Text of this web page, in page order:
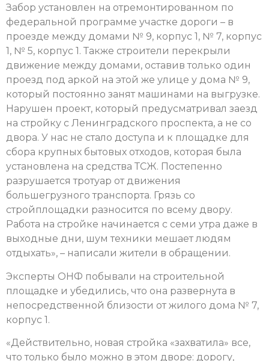
Забор установлен на отремонтированном по
федеральной программе участке дороги – в
проезде между домами № 9, корпус 1, № 7, корпус
1, № 5, корпус 1. Также строители перекрыли
движение между домами, оставив только один
проезд под аркой на этой же улице у дома № 9,
который постоянно занят машинами на выгрузке.
Нарушен проект, который предусматривал заезд
на стройку с Ленинградского проспекта, а не со
двора. У нас не стало доступа и к площадке для
сбора крупных бытовых отходов, которая была
установлена на средства ТСЖ. Постепенно
разрушается тротуар от движения
большегрузного транспорта. Грязь со
стройплощадки разносится по всему двору.
Работа на стройке начинается с семи утра даже в
выходные дни, шум техники мешает людям
отдыхать», – написали жители в обращении.
Эксперты ОНФ побывали на строительной
площадке и убедились, что она развернута в
непосредственной близости от жилого дома № 7,
корпус 1.
«Действительно, новая стройка «захватила» все,
что только было можно в этом дворе: дорогу,